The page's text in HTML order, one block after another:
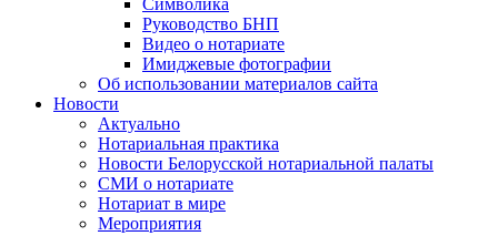
Символика
Руководство БНП
Видео о нотариате
Имиджевые фотографии
Об использовании материалов сайта
Новости
Актуально
Нотариальная практика
Новости Белорусской нотариальной палаты
СМИ о нотариате
Нотариат в мире
Мероприятия